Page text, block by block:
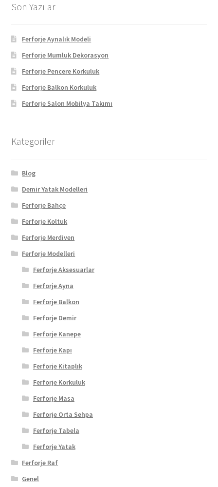
Son Yazılar
Ferforje Aynalık Modeli
Ferforje Mumluk Dekorasyon
Ferforje Pencere Korkuluk
Ferforje Balkon Korkuluk
Ferforje Salon Mobilya Takımı
Kategoriler
Blog
Demir Yatak Modelleri
Ferforje Bahçe
Ferforje Koltuk
Ferforje Merdiven
Ferforje Modelleri
Ferforje Aksesuarlar
Ferforje Ayna
Ferforje Balkon
Ferforje Demir
Ferforje Kanepe
Ferforje Kapı
Ferforje Kitaplık
Ferforje Korkuluk
Ferforje Masa
Ferforje Orta Sehpa
Ferforje Tabela
Ferforje Yatak
Ferforje Raf
Genel